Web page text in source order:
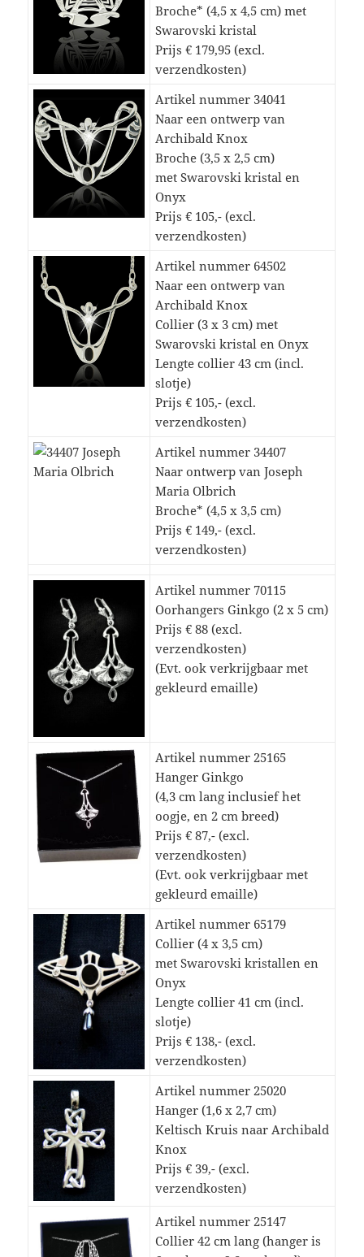
Broche* (4,5 x 4,5 cm) met
Swarovski kristal
Prijs € 179,95 (excl.
verzendkosten)
Artikel nummer 34041
Naar een ontwerp van
Archibald Knox
Broche (3,5 x 2,5 cm)
met Swarovski kristal en
Onyx
Prijs € 105,- (excl.
verzendkosten)
Artikel nummer 64502
Naar een ontwerp van
Archibald Knox
Collier (3 x 3 cm) met
Swarovski kristal en Onyx
Lengte collier 43 cm (incl.
slotje)
Prijs € 105,- (excl.
verzendkosten)
Artikel nummer 34407
Naar ontwerp van Joseph
Maria Olbrich
Broche* (4,5 x 3,5 cm)
Prijs € 149,- (excl.
verzendkosten)
Artikel nummer 70115
Oorhangers Ginkgo (2 x 5 cm)
Prijs € 88 (excl.
verzendkosten)
(Evt. ook verkrijgbaar met
gekleurd emaille)
Artikel nummer 25165
Hanger Ginkgo
(4,3 cm lang inclusief het
oogje, en 2 cm breed)
Prijs € 87,- (excl.
verzendkosten)
(Evt. ook verkrijgbaar met
gekleurd emaille)
Artikel nummer 65179
Collier (4 x 3,5 cm)
met Swarovski kristallen en
Onyx
Lengte collier 41 cm (incl.
slotje)
Prijs € 138,- (excl.
verzendkosten)
Artikel nummer 25020
Hanger (1,6 x 2,7 cm)
Keltisch Kruis naar Archibald
Knox
Prijs € 39,- (excl.
verzendkosten)
Artikel nummer 25147
Collier 42 cm lang (hanger is